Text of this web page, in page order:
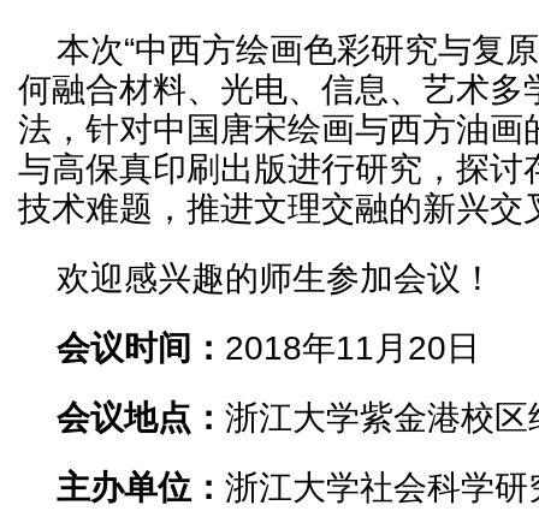
本次“中西方绘画色彩研究与复
何融合材料、光电、信息、艺术多
法，针对中国唐宋绘画与西方油画
与高保真印刷出版进行研究，探讨
技术难题，推进文理交融的新兴交
欢迎感兴趣的师生参加会议！
会议时间： 2018年11月20日
会议地点： 浙江大学紫金港校
主办单位： 浙江大学社会科学研